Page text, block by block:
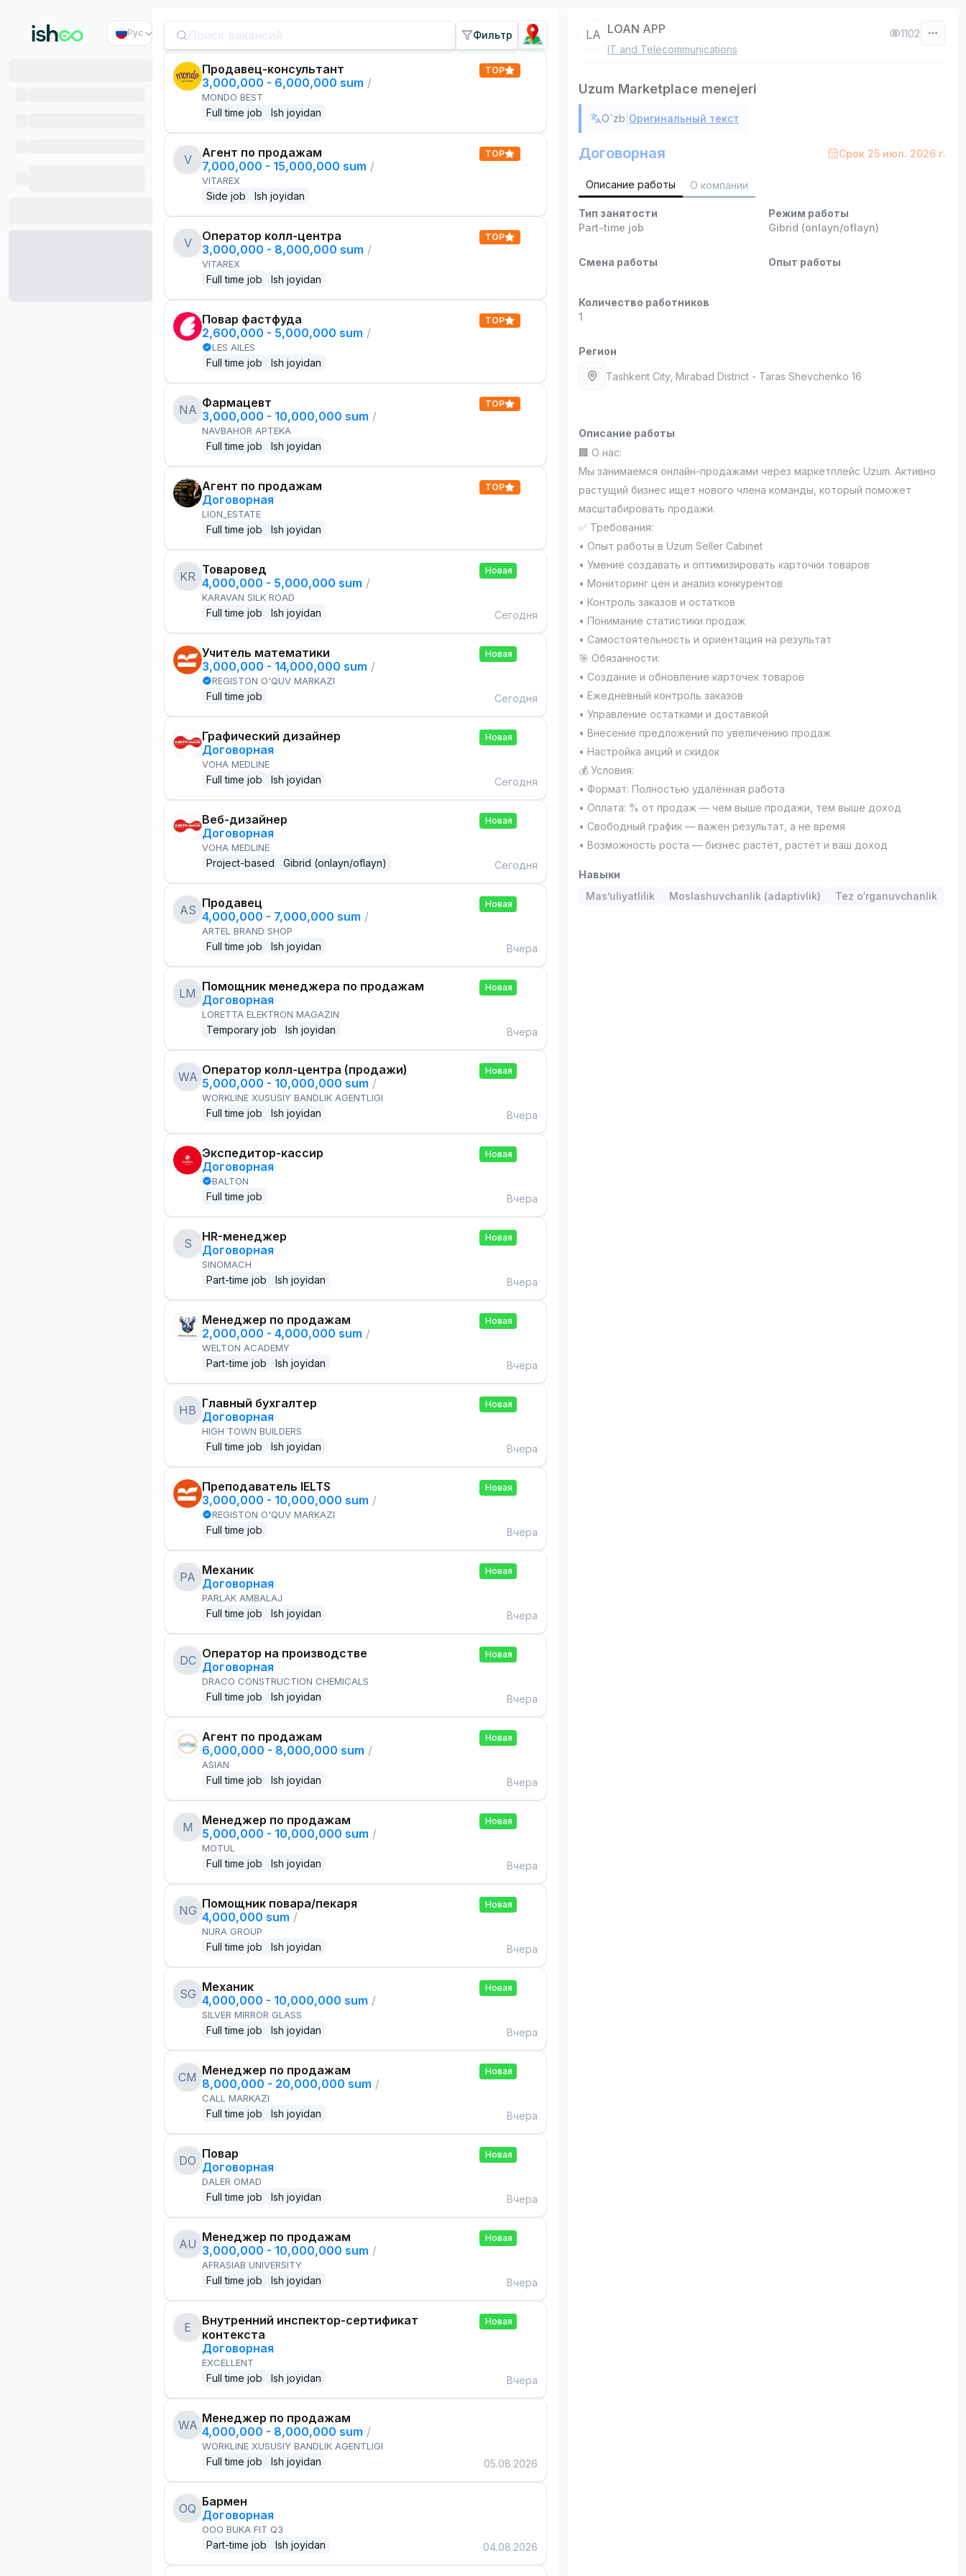
Рус Фильтр
Продавец-консультант
3,000,000 - 6,000,000 sum /
MONDO BEST
Full time job Ish joyidan
TOP
V
Агент по продажам
7,000,000 - 15,000,000 sum /
VITAREX
Side job Ish joyidan
TOP
V
Оператор колл-центра
3,000,000 - 8,000,000 sum /
VITAREX
Full time job Ish joyidan
TOP
Повар фастфуда
2,600,000 - 5,000,000 sum /
LES AILES
Full time job Ish joyidan
TOP
NA Фармацевт
3,000,000 - 10,000,000 sum /
NAVBAHOR APTEKA
Full time job Ish joyidan
TOP
Агент по продажам
Договорная
LION_ESTATE
Full time job Ish joyidan
TOP
KR Товаровед
4,000,000 - 5,000,000 sum /
KARAVAN SILK ROAD
Full time job Ish joyidan
Новая
Сегодня
Учитель математики
3,000,000 - 14,000,000 sum /
REGISTON O'QUV MARKAZI
Full time job
Новая
Сегодня
Графический дизайнер
Договорная
VOHA MEDLINE
Full time job Ish joyidan
Новая
Сегодня
Веб-дизайнер
Договорная
VOHA MEDLINE
Project-based Gibrid (onlayn/oflayn)
Новая
Сегодня
AS Продавец
4,000,000 - 7,000,000 sum /
ARTEL BRAND SHOP
Full time job Ish joyidan
Новая
Вчера
LM Помощник менеджера по продажам
Договорная
LORETTA ELEKTRON MAGAZIN
Temporary job Ish joyidan
Новая
Вчера
WA Оператор колл-центра (продажи)
5,000,000 - 10,000,000 sum /
WORKLINE XUSUSIY BANDLIK AGENTLIGI
Full time job Ish joyidan
Новая
Вчера
Экспедитор-кассир
Договорная
BALTON
Full time job
Новая
Вчера
S
HR-менеджер
Договорная
SINOMACH
Part-time job Ish joyidan
Новая
Вчера
Менеджер по продажам
2,000,000 - 4,000,000 sum /
WELTON ACADEMY
Part-time job Ish joyidan
Новая
Вчера
HB Главный бухгалтер
Договорная
HIGH TOWN BUILDERS
Full time job Ish joyidan
Новая
Вчера
Преподаватель IELTS
3,000,000 - 10,000,000 sum /
REGISTON O'QUV MARKAZI
Full time job
Новая
Вчера
PA Механик
Договорная
PARLAK AMBALAJ
Full time job Ish joyidan
Новая
Вчера
DC Оператор на производстве
Договорная
DRACO CONSTRUCTION CHEMICALS
Full time job Ish joyidan
Новая
Вчера
Агент по продажам
6,000,000 - 8,000,000 sum /
ASIAN
Full time job Ish joyidan
Новая
Вчера
M
Менеджер по продажам
5,000,000 - 10,000,000 sum /
MOTUL
Full time job Ish joyidan
Новая
Вчера
NG Помощник повара/пекаря
4,000,000 sum /
NURA GROUP
Full time job Ish joyidan
Новая
Вчера
SG Механик
4,000,000 - 10,000,000 sum /
SILVER MIRROR GLASS
Full time job Ish joyidan
Новая
Вчера
CM Менеджер по продажам
8,000,000 - 20,000,000 sum /
CALL MARKAZI
Full time job Ish joyidan
Новая
Вчера
DO Повар
Договорная
DALER OMAD
Full time job Ish joyidan
Новая
Вчера
AU Менеджер по продажам
3,000,000 - 10,000,000 sum /
AFRASIAB UNIVERSITY
Full time job Ish joyidan
Новая
Вчера
E
Внутренний инспектор-сертификат
контекста
Договорная
EXCELLENT
Full time job Ish joyidan
Новая
Вчера
WA Менеджер по продажам
4,000,000 - 8,000,000 sum /
WORKLINE XUSUSIY BANDLIK AGENTLIGI
Full time job Ish joyidan 05.08.2026
OQ Бармен
Договорная
OOO BUKA FIT Q3
Part-time job Ish joyidan 04.08.2026
LA LOAN APP
IT and Telecommunications
1102
Uzum Marketplace menejeri
O`zb Оригинальный текст
Договорная Срок 25 июл. 2026 г.
Описание работы О компании
Тип занятости
Part-time job
Режим работы
Gibrid (onlayn/oflayn)
Смена работы Опыт работы
Количество работников
1
Регион
Tashkent City, Mirabad District - Taras Shevchenko 16
Описание работы
🏢 О нас:
Мы занимаемся онлайн-продажами через маркетплейс Uzum. Активно
растущий бизнес ищет нового члена команды, который поможет
масштабировать продажи.
✅ Требования:
• Опыт работы в Uzum Seller Cabinet
• Умение создавать и оптимизировать карточки товаров
• Мониторинг цен и анализ конкурентов
• Контроль заказов и остатков
• Понимание статистики продаж
• Самостоятельность и ориентация на результат
🎯 Обязанности:
• Создание и обновление карточек товаров
• Ежедневный контроль заказов
• Управление остатками и доставкой
• Внесение предложений по увеличению продаж
• Настройка акций и скидок
💰 Условия:
• Формат: Полностью удалённая работа
• Оплата: % от продаж — чем выше продажи, тем выше доход
• Свободный график — важен результат, а не время
• Возможность роста — бизнес растёт, растёт и ваш доход
Навыки
Mas’uliyatlilik
Moslashuvchanlik (adaptivlik) Tez o‘rganuvchanlik